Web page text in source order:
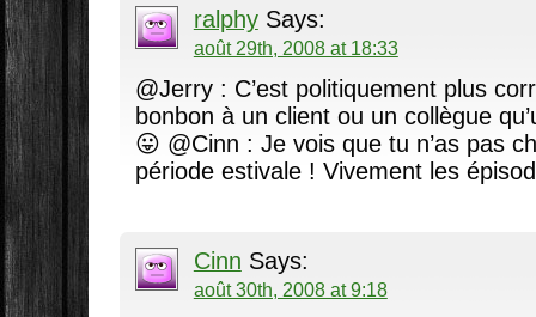
ralphySays:
août 29th, 2008 at 18:33
@Jerry : C’est politiquement plus
bonbon à un client ou un collègue
😛 @Cinn : Je vois que tu n’as pas
période estivale ! Vivement les
Cinn Says:
août 30th, 2008 at 9:18